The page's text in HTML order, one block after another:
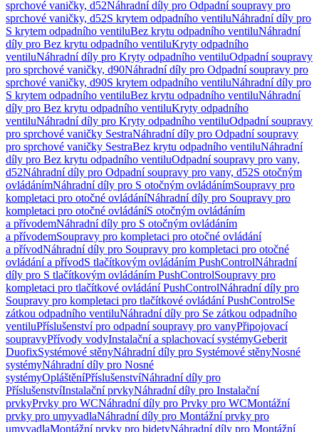
sprchové vaničky, d52Náhradní díly pro Odpadní soupravy pro
sprchové vaničky, d52S krytem odpadního ventiluNáhradní díly pro
S krytem odpadního ventiluBez krytu odpadního ventiluNáhradní
díly pro Bez krytu odpadního ventiluKryty odpadního
ventiluNáhradní díly pro Kryty odpadního ventiluOdpadní soupravy
pro sprchové vaničky, d90Náhradní díly pro Odpadní soupravy pro
sprchové vaničky, d90S krytem odpadního ventiluNáhradní díly pro
S krytem odpadního ventiluBez krytu odpadního ventiluNáhradní
díly pro Bez krytu odpadního ventiluKryty odpadního
ventiluNáhradní díly pro Kryty odpadního ventiluOdpadní soupravy
pro sprchové vaničky SestraNáhradní díly pro Odpadní soupravy
pro sprchové vaničky SestraBez krytu odpadního ventiluNáhradní
díly pro Bez krytu odpadního ventiluOdpadní soupravy pro vany,
d52Náhradní díly pro Odpadní soupravy pro vany, d52S otočným
ovládánímNáhradní díly pro S otočným ovládánímSoupravy pro
kompletaci pro otočné ovládáníNáhradní díly pro Soupravy pro
kompletaci pro otočné ovládáníS otočným ovládáním
a přívodemNáhradní díly pro S otočným ovládáním
a přívodemSoupravy pro kompletaci pro otočné ovládání
a přívodNáhradní díly pro Soupravy pro kompletaci pro otočné
ovládání a přívodS tlačítkovým ovládáním PushControlNáhradní
díly pro S tlačítkovým ovládáním PushControlSoupravy pro
kompletaci pro tlačítkové ovládání PushControlNáhradní díly pro
Soupravy pro kompletaci pro tlačítkové ovládání PushControlSe
zátkou odpadního ventiluNáhradní díly pro Se zátkou odpadního
ventiluPříslušenství pro odpadní soupravy pro vanyPřipojovací
soupravyPřívody vodyInstalační a splachovací systémyGeberit
DuofixSystémové stěnyNáhradní díly pro Systémové stěnyNosné
systémyNáhradní díly pro Nosné
systémyOpláštěníPříslušenstvíNáhradní díly pro
PříslušenstvíInstalační prvkyNáhradní díly pro Instalační
prvkyPrvky pro WCNáhradní díly pro Prvky pro WCMontážní
prvky pro umyvadlaNáhradní díly pro Montážní prvky pro
umyvadlaMontážní prvky pro bidetyNáhradní díly pro Montážní